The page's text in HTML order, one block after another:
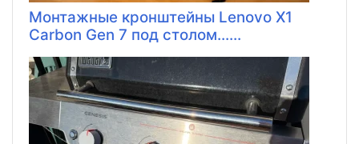
Монтажные кронштейны Lenovo X1
Carbon Gen 7 под столом......